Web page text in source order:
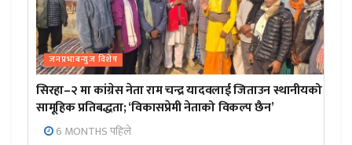
जनप्रभाबन्युज विशेष
सिरहा–२ मा कांग्रेस नेता राम चन्द्र यादवलाई जिताउन स्थानीयको
सामूहिक प्रतिबद्धता; ‘विकासप्रेमी नेताको विकल्प छैन’
6 MONTHS पहिले